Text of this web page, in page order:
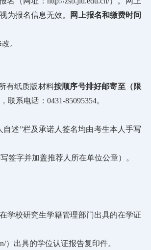
为报名信息无效。
网上报名和缴费时间
。
有纸质版材料按顺序号排好邮寄至（限
系电话：0431-85095354。
述”栏及承诺人签名均由考生本人手写
签字并加盖推荐人所在单位公章）。
学校研究生学籍管理部门出具的在学证
）出具的学位认证报告复印件。